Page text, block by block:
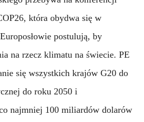
która obydwa się w
postulują, by
na rzecz klimatu na świecie. PE
się wszystkich krajów G20 do
do roku 2050 i
najmniej 100 miliardów dolarów